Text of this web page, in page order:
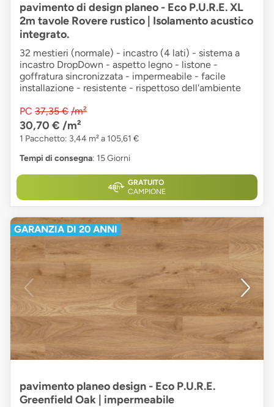
pavimento di design planeo - Eco P.U.R.E. XL
2m tavole Rovere rustico | Isolamento acustico
integrato.
32 mestieri (normale) - incastro (4 lati) - sistema a
incastro DropDown - aspetto legno - listone -
goffratura sincronizzata - impermeabile - facile
installazione - resistente - rispettoso dell'ambiente
PC 37,35 € /m²
30,70 € /m²
1 Pacchetto: 3,44 m² a 105,61 €
Tempi di consegna: 15 Giorni
GRATUITO
CAMPIONE
GARANZIA DI 20 ANNI
pavimento planeo design - Eco P.U.R.E.
Greenfield Oak | impermeabile